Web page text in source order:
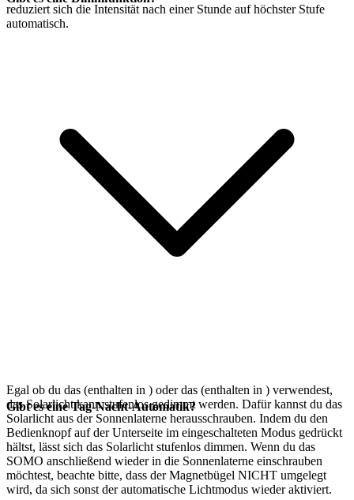
reduziert sich die Intensität nach einer Stunde auf höchster Stufe
automatisch.
Egal ob du das (enthalten in ) oder das (enthalten in ) verwendest,
das Solarlicht kann stufenlos gedimmt werden. Dafür kannst du das
Solarlicht aus der Sonnenlaterne herausschrauben. Indem du den
Bedienknopf auf der Unterseite im eingeschalteten Modus gedrückt
hältst, lässt sich das Solarlicht stufenlos dimmen. Wenn du das
SOMO anschließend wieder in die Sonnenlaterne einschrauben
möchtest, beachte bitte, dass der Magnetbügel NICHT umgelegt
wird, da sich sonst der automatische Lichtmodus wieder aktiviert.
Gibt es eine Tag-Nacht-Automatik?